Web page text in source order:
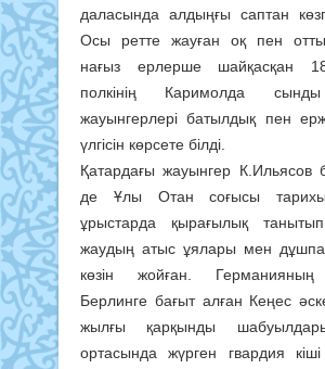
даласында алдыңғы саптан
Осы ретте жауған оқ пен
нағыз ерлерше шайқасқан
полкінің Каримолда
жауынгерлері батылдық пен
үлгісін көрсете білді.
Қатардағы жауынгер К.Ильясов
де Ұлы Отан соғысы
ұрыстарда қырағылық
жаудың атыс ұялары мен
көзін жойған. Германияның
Берлинге бағыт алған Кеңес
жылғы қарқынды
ортасында жүрген гвардия